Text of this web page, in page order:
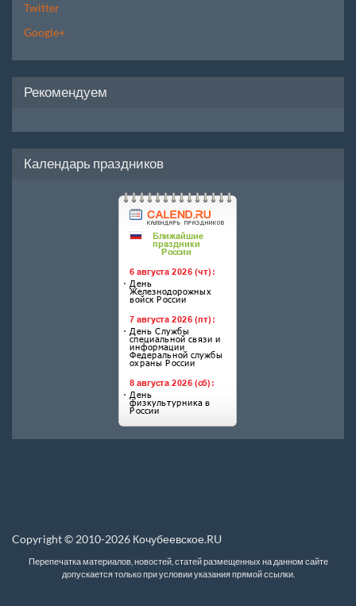
Twitter
Google+
Рекомендуем
Календарь праздников
Copyright © 2010-2026 Кочубеевское.RU
Перепечатка материалов, новостей, статей размещенных на данном сайте
допускается только при условии указания прямой ссылки.